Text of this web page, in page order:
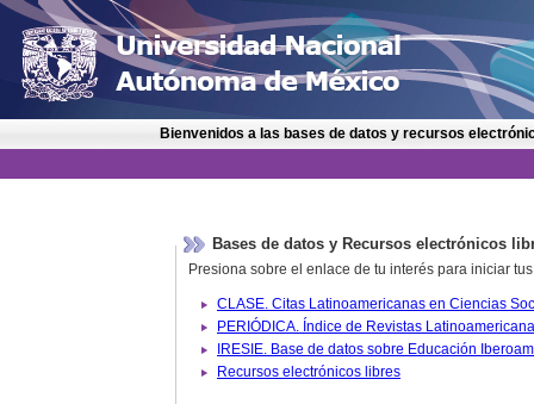
Bienvenidos a las bases de datos y recursos
Bases de datos y Recursos electrónicos
Presiona sobre el enlace de tu interés para iniciar
IRESIE. Base de datos
Recursos electrónicos libres